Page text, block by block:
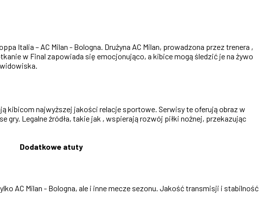
Italia – AC Milan - Bologna. Drużyna AC Milan, prowadzona przez trenera ,
w Final zapowiada się emocjonująco, a kibice mogą śledzić je na żywo
kibicom najwyższej jakości relacje sportowe. Serwisy te oferują obraz w
Legalne źródła, takie jak , wspierają rozwój piłki nożnej, przekazując
Dodatkowe atuty
AC Milan - Bologna, ale i inne mecze sezonu. Jakość transmisji i stabilność